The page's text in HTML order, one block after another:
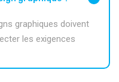
graphiques doivent
les exigences